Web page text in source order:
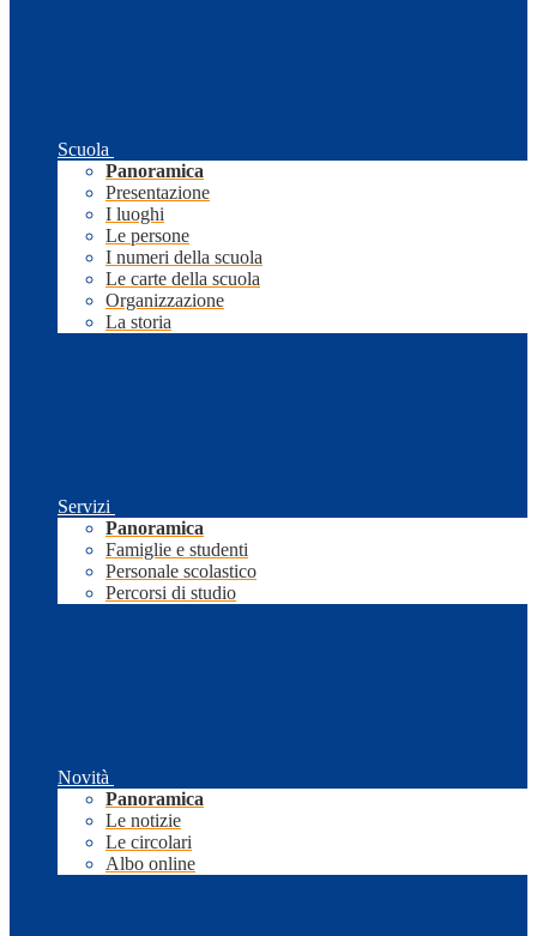
Scuola
Panoramica
Presentazione
I luoghi
Le persone
I numeri della scuola
Le carte della scuola
Organizzazione
La storia
Servizi
Panoramica
Famiglie e studenti
Personale scolastico
Percorsi di studio
Novità
Panoramica
Le notizie
Le circolari
Albo online